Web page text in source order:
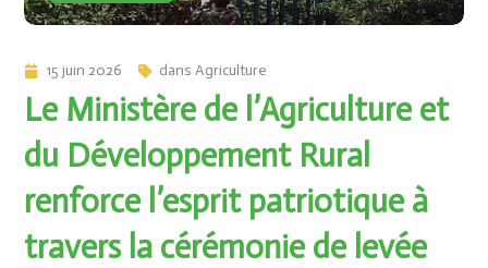
15 juin 2026 dansAgriculture
Le Ministère de l’Agriculture et
du Développement Rural
renforce l’esprit patriotique à
travers la cérémonie de levée